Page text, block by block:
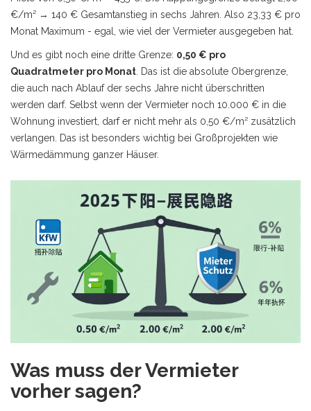
€/m² → 140 € Gesamtanstieg in sechs Jahren. Also 23,33 € pro
Monat Maximum - egal, wie viel der Vermieter ausgegeben hat.
Und es gibt noch eine dritte Grenze: 0,50 € pro
Quadratmeter pro Monat . Das ist die absolute Obergrenze,
die auch nach Ablauf der sechs Jahre nicht überschritten
werden darf. Selbst wenn der Vermieter noch 10.000 € in die
Wohnung investiert, darf er nicht mehr als 0,50 €/m² zusätzlich
verlangen. Das ist besonders wichtig bei Großprojekten wie
Wärmedämmung ganzer Häuser.
Was muss der Vermieter
vorher sagen?